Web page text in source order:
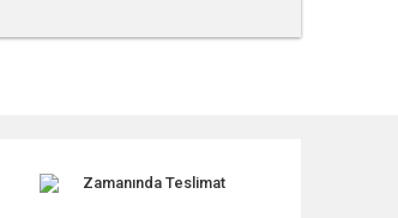
Zamanında Teslimat